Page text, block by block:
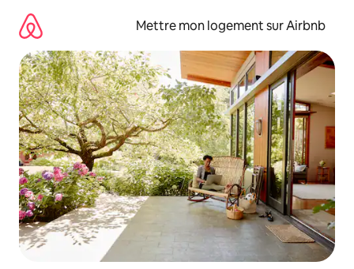
directement
contenu
Mettre mon logement sur Airbnb